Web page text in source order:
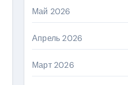
Май 2026
Апрель 2026
Март 2026